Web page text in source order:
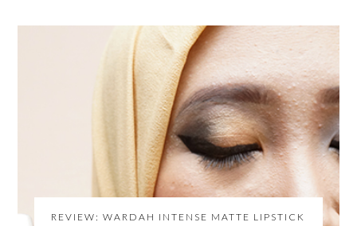
REVIEW: WARDAH INTENSE MATTE LIPSTICK